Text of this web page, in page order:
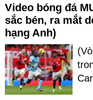
Video bóng đá
sắc bén, ra mắt
hạng Anh)